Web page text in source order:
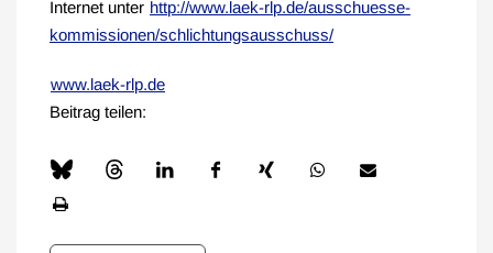
Internet unter http://www.laek-rlp.de/ausschuesse-
kommissionen/schlichtungsausschuss/
www.laek-rlp.de
Beitrag teilen: